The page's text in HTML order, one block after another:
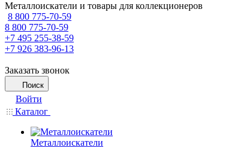
Металлоискатели и товары для коллекционеров
8 800 775-70-59
8 800 775-70-59
+7 495 255-38-59
+7 926 383-96-13
Заказать звонок
Поиск
Войти
Каталог
Металлоискатели